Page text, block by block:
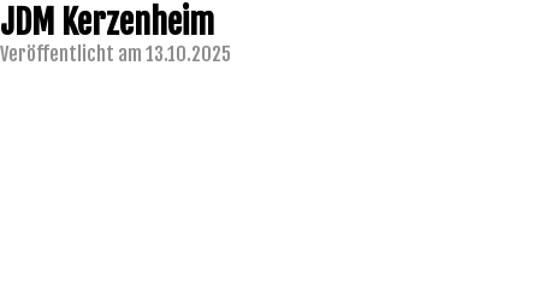
JDM Kerzenheim
Veröffentlicht am 13.10.2025